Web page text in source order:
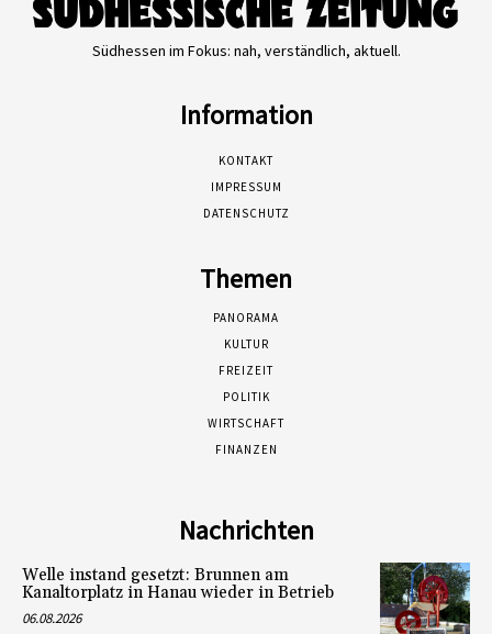
Südhessen im Fokus: nah, verständlich, aktuell.
Information
KONTAKT
IMPRESSUM
DATENSCHUTZ
Themen
PANORAMA
KULTUR
FREIZEIT
POLITIK
WIRTSCHAFT
FINANZEN
Nachrichten
Welle instand gesetzt: Brunnen am
Kanaltorplatz in Hanau wieder in Betrieb
06.08.2026